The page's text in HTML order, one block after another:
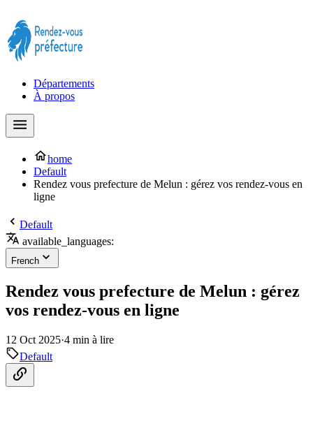
Départements
À propos
home
Default
Rendez vous prefecture de Melun : gérez vos rendez-vous en
ligne
Default
available_languages:
French
Rendez vous prefecture de Melun : gérez
vos rendez-vous en ligne
12 Oct 2025·4 min à lire
Default